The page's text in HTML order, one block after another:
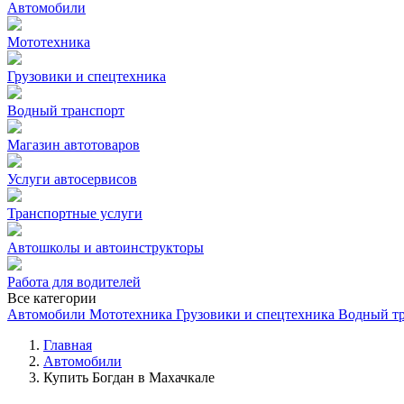
Автомобили
Мототехника
Грузовики и спецтехника
Водный транспорт
Магазин автотоваров
Услуги автосервисов
Транспортные услуги
Автошколы и автоинструкторы
Работа для водителей
Все категории
Автомобили Мототехника Грузовики и спецтехника Водный
Главная
Автомобили
Купить Богдан в Махачкале